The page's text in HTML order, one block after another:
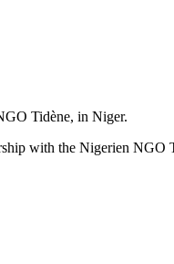
Tidène, in Niger.
with the Nigerien NGO